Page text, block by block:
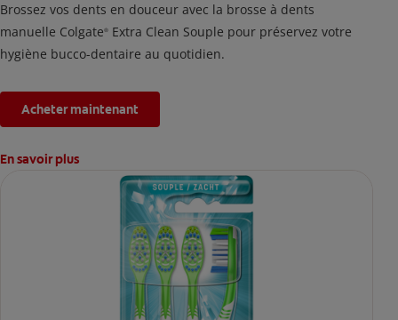
Brossez vos dents en douceur avec la brosse à dents
manuelle Colgate® Extra Clean Souple pour préservez votre
hygiène bucco-dentaire au quotidien.
Acheter maintenant
En savoir plus